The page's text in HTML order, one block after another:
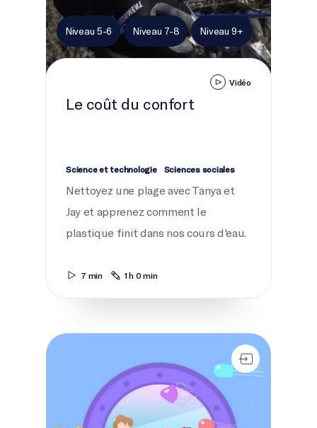
Niveau 5-6 Niveau 7-8 Niveau 9+
Vidéo
Le coût du confort
Science et technologie Sciences sociales
Nettoyez une plage avec Tanya et
Jay et apprenez comment le
plastique finit dans nos cours d'eau.
7 min 1 h 0 min
L’ABC des ZPM